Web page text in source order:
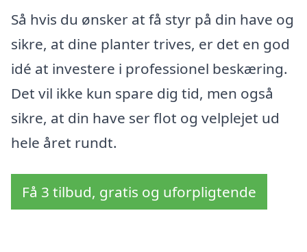
Så hvis du ønsker at få styr på din have og
sikre, at dine planter trives, er det en god
idé at investere i professionel beskæring.
Det vil ikke kun spare dig tid, men også
sikre, at din have ser flot og velplejet ud
hele året rundt.
Få 3 tilbud, gratis og uforpligtende